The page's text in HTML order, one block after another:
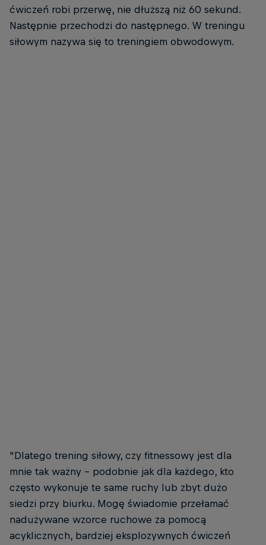
ćwiczeń robi przerwę, nie dłuższą niż 60 sekund.
Następnie przechodzi do następnego. W treningu
siłowym nazywa się to treningiem obwodowym.
"Dlatego trening siłowy, czy fitnessowy jest dla
mnie tak ważny - podobnie jak dla każdego, kto
często wykonuje te same ruchy lub zbyt dużo
siedzi przy biurku. Mogę świadomie przełamać
nadużywane wzorce ruchowe za pomocą
acyklicznych, bardziej eksplozywnych ćwiczeń